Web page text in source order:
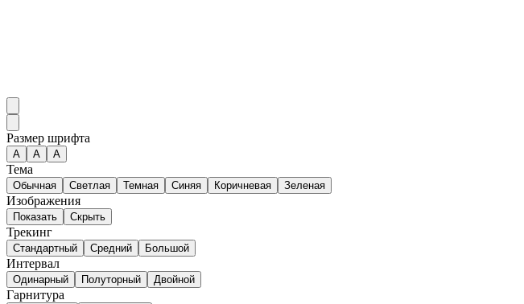
Размер шрифта
А A A
Тема
Обычная Светлая Темная Синяя Коричневая Зеленая
Изображения
Показать Скрыть
Трекинг
Стандартный Средний Большой
Интервал
Одинарный Полуторный Двойной
Гарнитура